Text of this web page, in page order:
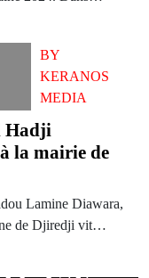
BY
KERANOS
MEDIA
Hadji
la mairie de
Lamine Diawara,
de Djiredji vit…